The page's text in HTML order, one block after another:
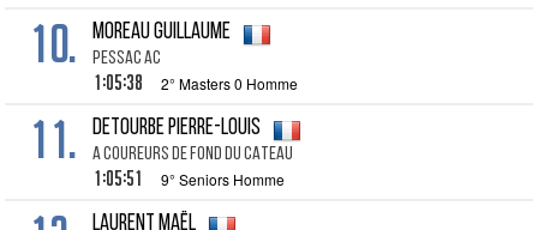
10. MOREAU GUILLAUME
PESSAC AC
1:05:38 2° Masters 0 Homme
11. DETOURBE PIERRE-LOUIS
A COUREURS DE FOND DU CATEAU
1:05:51 9° Seniors Homme
LAURENT MAËL